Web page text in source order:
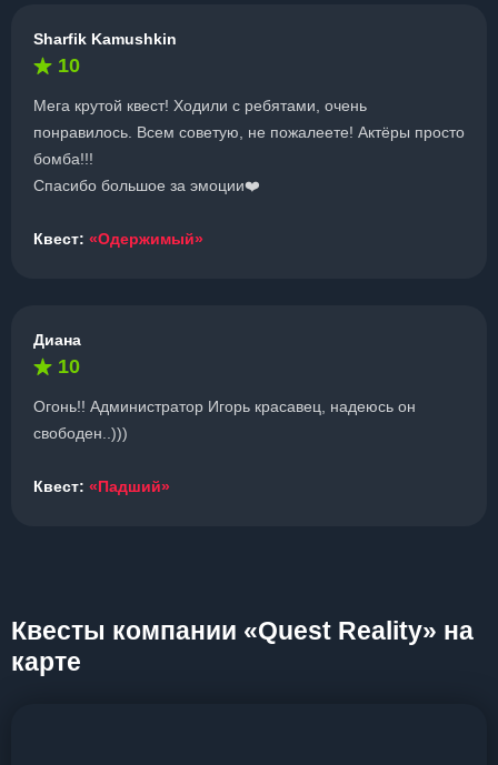
Sharfik Kamushkin
10
Мега крутой квест! Ходили с ребятами, очень
понравилось. Всем советую, не пожалеете! Актёры просто
бомба!!!
Спасибо большое за эмоции❤️
Квест: «Одержимый»
Диана
10
Огонь!! Администратор Игорь красавец, надеюсь он
свободен..)))
Квест: «Падший»
Квесты компании «Quest Reality» на
карте